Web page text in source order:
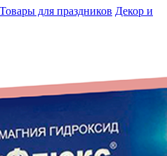
Товары для праздников Декор и